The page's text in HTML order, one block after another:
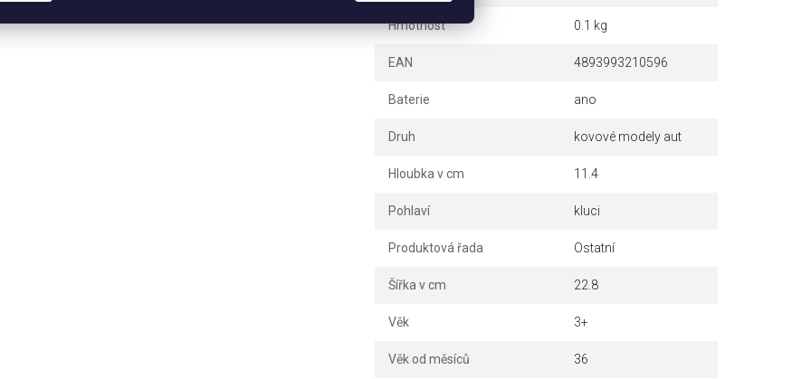
Hmotnost 0.1 kg
EAN 4893993210596
Baterie ano
Druh kovové modely aut
Hloubka v cm 11.4
Pohlaví kluci
Produktová řada Ostatní
Šířka v cm 22.8
Věk 3+
Věk od měsíců 36